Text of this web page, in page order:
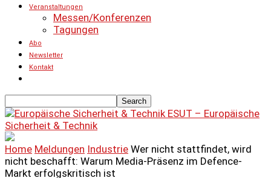
Veranstaltungen
Messen/Konferenzen
Tagungen
Abo
Newsletter
Kontakt
ESUT – Europäische
Sicherheit & Technik
Home Meldungen Industrie Wer nicht stattfindet, wird
nicht beschafft: Warum Media-Präsenz im Defence-
Markt erfolgskritisch ist